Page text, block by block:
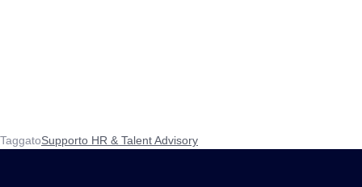
TaggatoSupporto HR & Talent Advisory